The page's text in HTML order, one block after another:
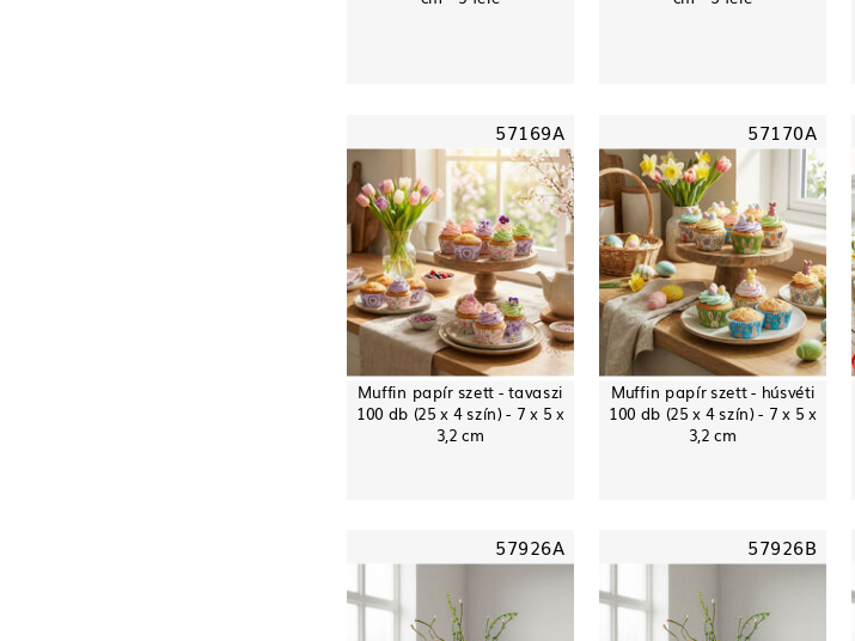
57169A
Muffin papír szett - tavaszi
100 db (25 x 4 szín) - 7 x 5 x
3,2 cm
57170A
Muffin papír szett - húsvéti
100 db (25 x 4 szín) - 7 x 5 x
3,2 cm
57926A 57926B